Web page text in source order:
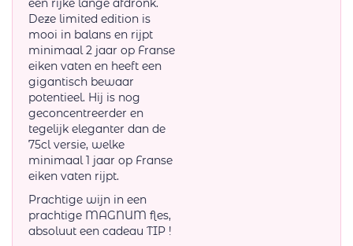
een rijke lange afdronk.
Deze limited edition is
mooi in balans en rijpt
minimaal 2 jaar op Franse
eiken vaten en heeft een
gigantisch bewaar
potentieel. Hij is nog
geconcentreerder en
tegelijk eleganter dan de
75cl versie, welke
minimaal 1 jaar op Franse
eiken vaten rijpt.
Prachtige wijn in een
prachtige MAGNUM fles,
absoluut een cadeau TIP !